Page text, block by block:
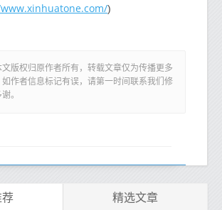
)
版权归原作者所有，转载文章仅为传播更多
作者信息标记有误，请第一时间联系我们修
。
荐 精选文章